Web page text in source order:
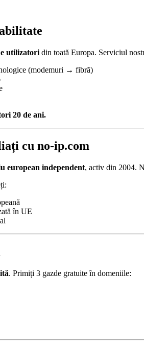
utilizatori din toată Europa. Serviciul
(modemuri → fibră)
20 de ani.
cu no-ip.com
european independent, activ din 2004.
în UE
. Primiți 3 gazde gratuite în domeniile: